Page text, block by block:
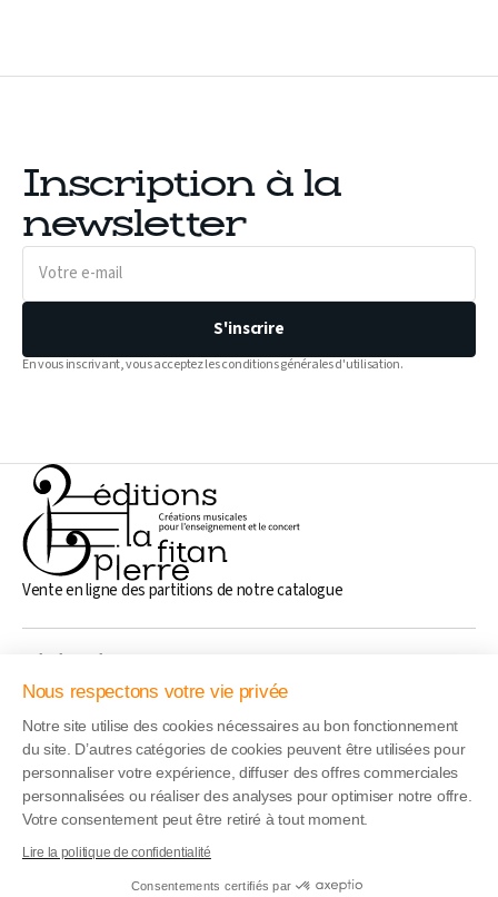
Nous respectons votre vie privée
Notre site utilise des cookies nécessaires au bon fonctionnement
du site. D’autres catégories de cookies peuvent être utilisées pour
personnaliser votre expérience, diffuser des offres commerciales
personnalisées ou réaliser des analyses pour optimiser notre offre.
Votre consentement peut être retiré à tout moment.
Lire la politique de confidentialité
Consentements certifiés par
Inscription à la
newsletter
Votre
mail
S'inscrire
En vous inscrivant, vous acceptez les conditions générales d'utilisation.
Vente en ligne des partitions de notre catalogue
Généralités
Liens rapide
Adresse
17 boulevard du Lac, 95880 Enghien-Les-Bains, France
Contactez-nous
contact@editionspierrelafitan.com